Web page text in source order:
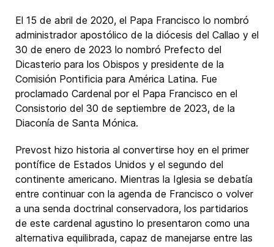
El 15 de abril de 2020, el Papa Francisco lo nombró
administrador apostólico de la diócesis del Callao y el
30 de enero de 2023 lo nombró Prefecto del
Dicasterio para los Obispos y presidente de la
Comisión Pontificia para América Latina. Fue
proclamado Cardenal por el Papa Francisco en el
Consistorio del 30 de septiembre de 2023, de la
Diaconía de Santa Mónica.
Prevost hizo historia al convertirse hoy en el primer
pontífice de Estados Unidos y el segundo del
continente americano. Mientras la Iglesia se debatía
entre continuar con la agenda de Francisco o volver
a una senda doctrinal conservadora, los partidarios
de este cardenal agustino lo presentaron como una
alternativa equilibrada, capaz de manejarse entre las